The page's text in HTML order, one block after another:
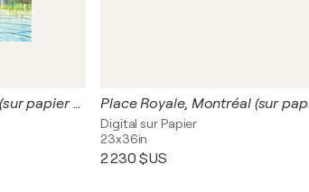
L'arbre de l'espoir, Montréal (sur papier aquarelle)
Digital sur Papier
23x36in
2 230 $US